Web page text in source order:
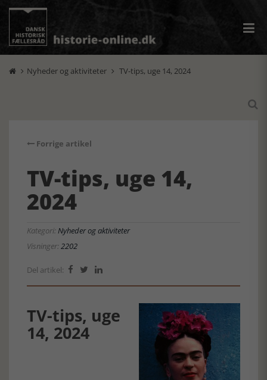
 Nyheder og aktiviteter  TV-tips, uge 14, 2024

Forrige artikel
TV-tips, uge 14,
2024
Kategori:Nyheder og aktiviteter
Visninger:2202
Del artikel:   
TV-tips, uge
14, 2024